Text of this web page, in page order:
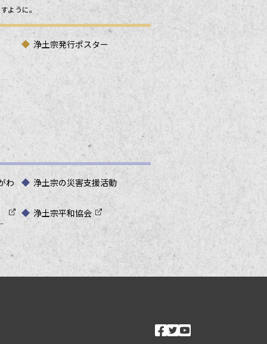
ように。
浄土宗発行ポスター
わ 浄土宗の災害支援活動
浄土宗平和協会
ソーシャル
facebook
twitter